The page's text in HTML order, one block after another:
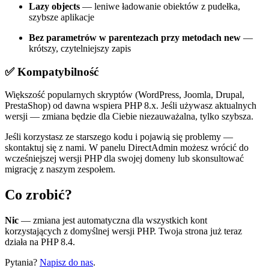
Lazy objects — leniwe ładowanie obiektów z pudełka,
szybsze aplikacje
Bez parametrów w parentezach przy metodach new —
krótszy, czytelniejszy zapis
✅ Kompatybilność
Większość popularnych skryptów (WordPress, Joomla, Drupal,
PrestaShop) od dawna wspiera PHP 8.x. Jeśli używasz aktualnych
wersji — zmiana będzie dla Ciebie niezauważalna, tylko szybsza.
Jeśli korzystasz ze starszego kodu i pojawią się problemy —
skontaktuj się z nami. W panelu DirectAdmin możesz wrócić do
wcześniejszej wersji PHP dla swojej domeny lub skonsultować
migrację z naszym zespołem.
Co zrobić?
Nic — zmiana jest automatyczna dla wszystkich kont
korzystających z domyślnej wersji PHP. Twoja strona już teraz
działa na PHP 8.4.
Pytania? Napisz do nas.